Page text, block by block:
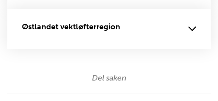
Østlandet vektløfterregion
Del saken